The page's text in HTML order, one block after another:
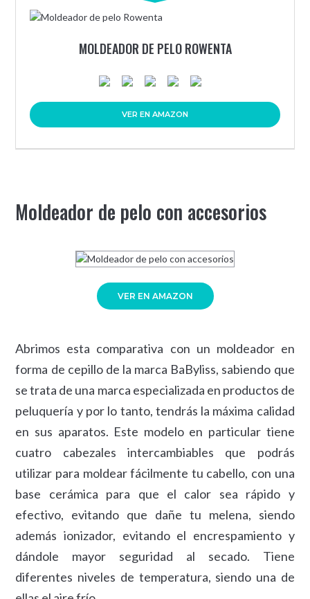
MOLDEADOR DE PELO ROWENTA
VER EN AMAZON
Moldeador de pelo con accesorios
VER EN AMAZON
Abrimos esta comparativa con un moldeador en
forma de cepillo de la marca BaByliss, sabiendo que
se trata de una marca especializada en productos de
peluquería y por lo tanto, tendrás la máxima calidad
en sus aparatos. Este modelo en particular tiene
cuatro cabezales intercambiables que podrás
utilizar para moldear fácilmente tu cabello, con una
base cerámica para que el calor sea rápido y
efectivo, evitando que dañe tu melena, siendo
además ionizador, evitando el encrespamiento y
dándole mayor seguridad al secado. Tiene
diferentes niveles de temperatura, siendo una de